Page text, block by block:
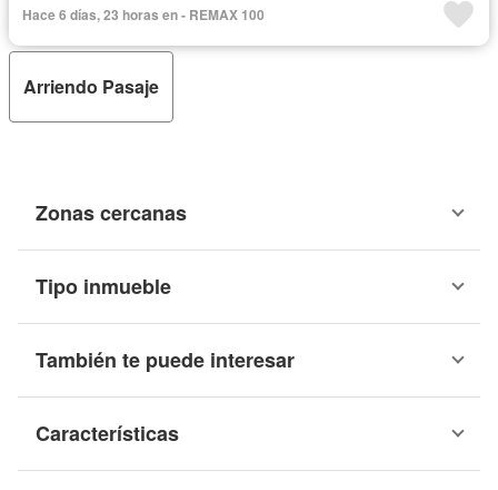
Hace 6 días, 23 horas en - REMAX 100
Arriendo Pasaje
Zonas cercanas
Tipo inmueble
También te puede interesar
Características